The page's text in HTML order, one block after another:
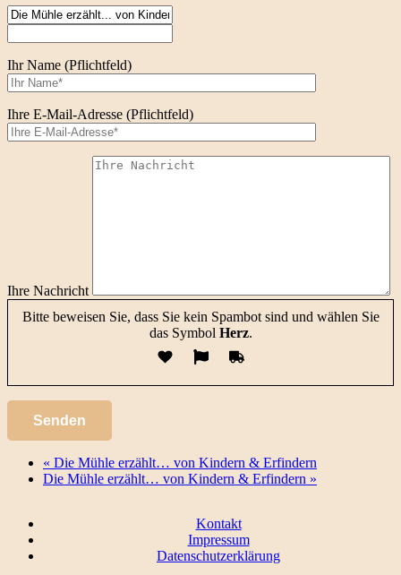
Ihr Name (Pflichtfeld)
Ihre E-Mail-Adresse (Pflichtfeld)
Ihre Nachricht
Bitte beweisen Sie, dass Sie kein Spambot sind und wählen Sie
das Symbol Herz.
« Die Mühle erzählt… von Kindern & Erfindern
Die Mühle erzählt… von Kindern & Erfindern »
Kontakt
Impressum
Datenschutzerklärung